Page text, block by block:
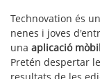
Technovation és un
nenes i joves
una aplicació mòbil
Pretén despertar